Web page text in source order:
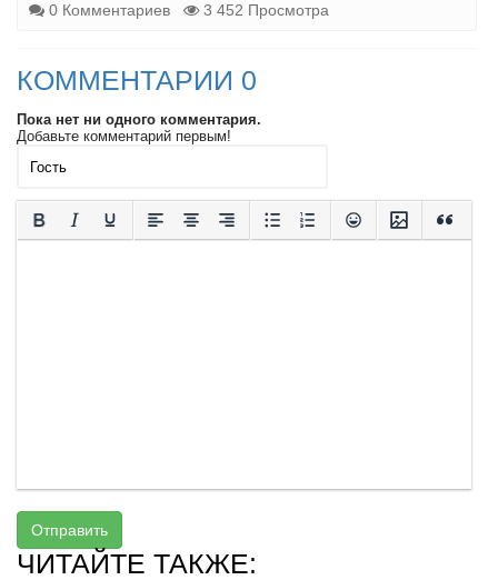
0 Комментариев
3 452 Просмотра
КОММЕНТАРИИ 0
Пока нет ни одного комментария.
Добавьте комментарий первым!
Отправить
ЧИТАЙТЕ ТАКЖЕ: